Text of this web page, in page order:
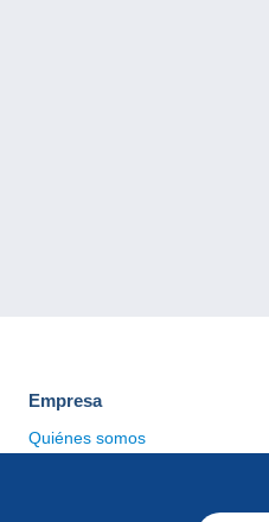
Empresa
Quiénes somos